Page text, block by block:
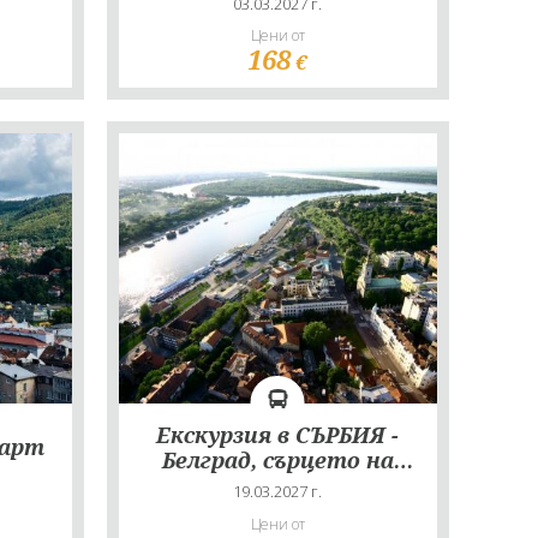
Цени от
168€
Екскурзия в СЪРБИЯ -
Белград, сърцето на
Балканите - екскурзия
19.03.2027 г.
Цени от